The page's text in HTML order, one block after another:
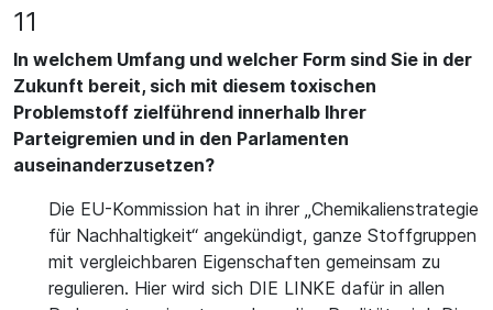
11
In welchem Umfang und welcher Form sind Sie in der
Zukunft bereit, sich mit diesem toxischen
Problemstoff zielführend innerhalb Ihrer
Parteigremien und in den Parlamenten
auseinanderzusetzen?
Die EU-Kommission hat in ihrer „Chemikalienstrategie
für Nachhaltigkeit“ angekündigt, ganze Stoffgruppen
mit vergleichbaren Eigenschaften gemeinsam zu
regulieren. Hier wird sich DIE LINKE dafür in allen